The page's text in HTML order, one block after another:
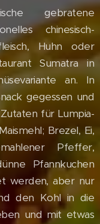
gebratene
chinesisch-
Huhn oder
Sumatra in
an. In
gegessen und
für Lumpia-
Brezel, Ei,
Pfeffer,
Pfannkuchen
werden, aber nur
den Kohl in die
und mit etwas